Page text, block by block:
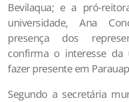
Bevilaqua; e a pró-
universidade, Ana
presença dos
confirma o interesse da
fazer presente em
Segundo a secretária